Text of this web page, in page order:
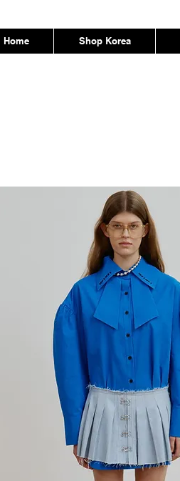
Home Shop Korea